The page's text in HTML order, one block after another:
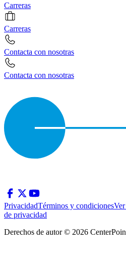
Carreras
Carreras
Contacta con nosotras
Contacta con nosotras
PrivacidadTérminos y condiciones
de privacidad
Derechos de autor © 2026